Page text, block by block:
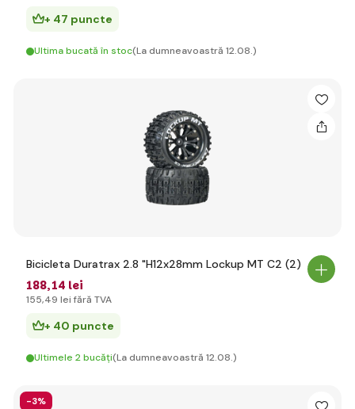
+ 47 puncte
Ultima bucată în stoc(La dumneavoastră 12.08.)
Bicicleta Duratrax 2.8 "H12x28mm Lockup MT C2 (2)
188,14 lei
155,49 lei fără TVA
+ 40 puncte
Ultimele 2 bucăți(La dumneavoastră 12.08.)
-3%